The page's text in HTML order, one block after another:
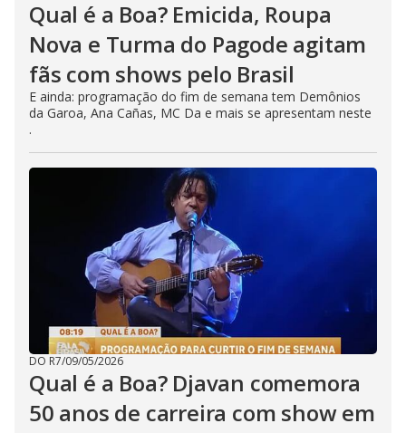
Qual é a Boa? Emicida, Roupa
Nova e Turma do Pagode agitam
fãs com shows pelo Brasil
E ainda: programação do fim de semana tem Demônios
da Garoa, Ana Cañas, MC Da e mais se apresentam neste
.
DO R7/09/05/2026
Qual é a Boa? Djavan comemora
50 anos de carreira com show em